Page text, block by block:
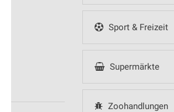
Sport & Freizeit
Supermärkte
Zoohandlungen